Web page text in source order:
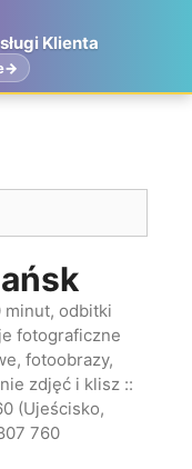
Klienta
minut, odbitki
fotograficzne
fotoobrazy,
zdjęć i klisz ::
(Ujeścisko,
760